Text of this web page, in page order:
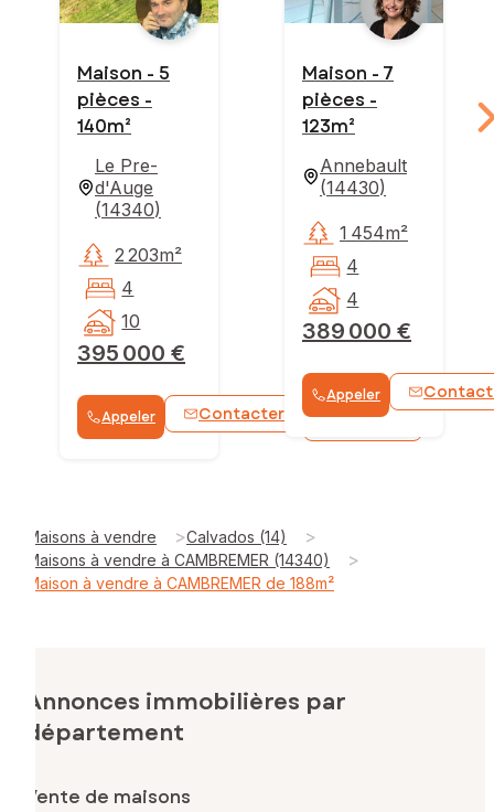
Maison - 5
pièces -
140m²
Le Pre-
d'Auge
(14340)
395 000 €
2 203m²
4
10
Appeler Contacter WhatsApp
Maison - 7
pièces -
123m²
Annebault
(14430)
389 000 €
1 454m²
4
4
Appeler
Maisons à vendre >Calvados (14) >
Maisons à vendre à CAMBREMER (14340) >
Maison à vendre à CAMBREMER de 188m²
Annonces immobilières par
département
Vente de maisons